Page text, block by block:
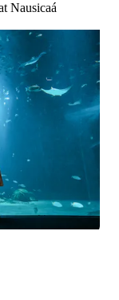
Nausicaá